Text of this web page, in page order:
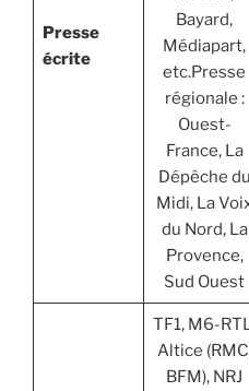
Presse
écrite
Bayard,
Médiapart,
etc.Presse
régionale :
Ouest-
France, La
Dépêche du
Midi, La
du Nord, La
Provence,
Sud Ouest
TF1, M6-
Altice
BFM), NRJ